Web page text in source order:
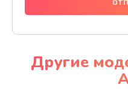
Другие